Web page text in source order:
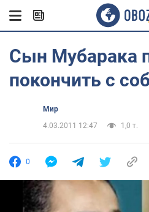
Сын Мубарака
покончить с
Мир
4.03.2011 12:47
1,0 т.
0